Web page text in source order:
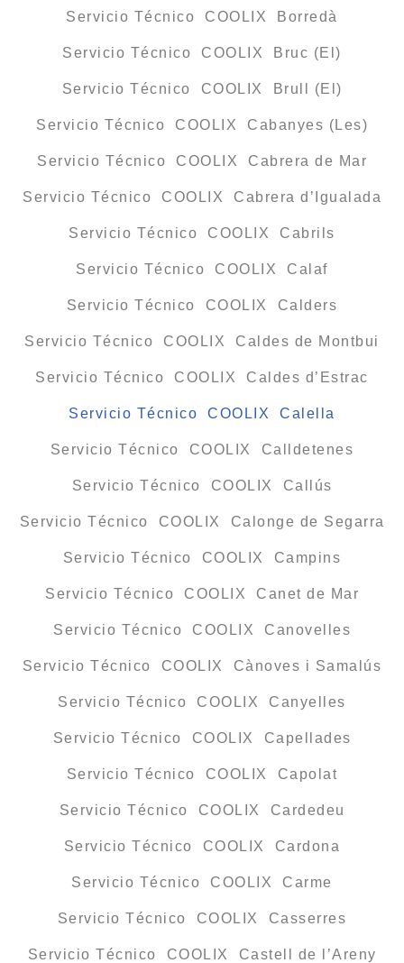
Servicio Técnico COOLIX Borredà
Servicio Técnico COOLIX Bruc (El)
Servicio Técnico COOLIX Brull (El)
Servicio Técnico COOLIX Cabanyes (Les)
Servicio Técnico COOLIX Cabrera de Mar
Servicio Técnico COOLIX Cabrera d’Igualada
Servicio Técnico COOLIX Cabrils
Servicio Técnico COOLIX Calaf
Servicio Técnico COOLIX Calders
Servicio Técnico COOLIX Caldes de Montbui
Servicio Técnico COOLIX Caldes d’Estrac
Servicio Técnico COOLIX Calella
Servicio Técnico COOLIX Calldetenes
Servicio Técnico COOLIX Callús
Servicio Técnico COOLIX Calonge de Segarra
Servicio Técnico COOLIX Campins
Servicio Técnico COOLIX Canet de Mar
Servicio Técnico COOLIX Canovelles
Servicio Técnico COOLIX Cànoves i Samalús
Servicio Técnico COOLIX Canyelles
Servicio Técnico COOLIX Capellades
Servicio Técnico COOLIX Capolat
Servicio Técnico COOLIX Cardedeu
Servicio Técnico COOLIX Cardona
Servicio Técnico COOLIX Carme
Servicio Técnico COOLIX Casserres
Servicio Técnico COOLIX Castell de l’Areny